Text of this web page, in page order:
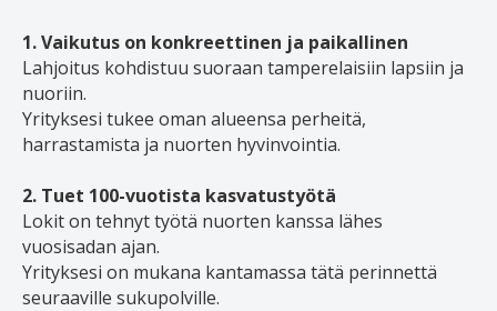
1. Vaikutus on konkreettinen ja paikallinen
Lahjoitus kohdistuu suoraan tamperelaisiin lapsiin ja
nuoriin.
Yrityksesi tukee oman alueensa perheitä,
harrastamista ja nuorten hyvinvointia.
2. Tuet 100-vuotista kasvatustyötä
Lokit on tehnyt työtä nuorten kanssa lähes
vuosisadan ajan.
Yrityksesi on mukana kantamassa tätä perinnettä
seuraaville sukupolville.